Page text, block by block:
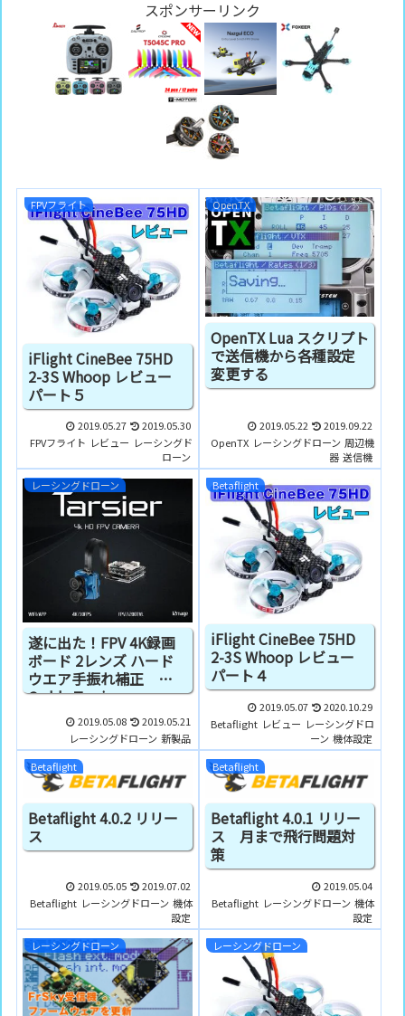
スポンサーリンク
FPVフライト
iFlight CineBee 75HD
2-3S Whoop レビュー
パート５
2019.05.27
2019.05.30
FPVフライト レビュー レーシングド
ローン
OpenTX
OpenTX Lua スクリプト
で送信機から各種設定
変更する
2019.05.22
2019.09.22
OpenTX レーシングドローン 周辺機
器 送信機
レーシングドローン
遂に出た！FPV 4K録画
ボード 2レンズ ハード
ウエア手振れ補正
Caddx Tarsier
2019.05.08
2019.05.21
レーシングドローン 新製品
Betaflight
iFlight CineBee 75HD
2-3S Whoop レビュー
パート４
2019.05.07
2020.10.29
Betaflight レビュー レーシングドロ
ーン 機体設定
Betaflight
Betaflight 4.0.2 リリー
ス
2019.05.05
2019.07.02
Betaflight レーシングドローン 機体
設定
Betaflight
Betaflight 4.0.1 リリー
ス 月まで飛行問題対
策
2019.05.04
Betaflight レーシングドローン 機体
設定
レーシングドローン
レーシングドローン